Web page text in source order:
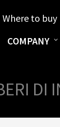
Where to buy
COMPANY
DI